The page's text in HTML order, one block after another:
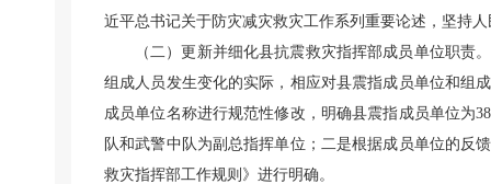
近平总书记关于防灾减灾救灾工作系列重要论述，坚持
（二）更新并细化县抗震救灾指挥部成员单位职责
组成人员发生变化的实际，相应对县震指成员单位和组
成员单位名称进行规范性修改，明确县震指成员单位为
队和武警中队为副总指挥单位；二是根据成员单位的反
救灾指挥部工作规则》进行明确。